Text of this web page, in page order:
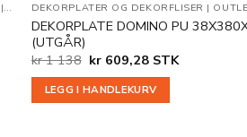
| VEGGDEKOR
DEKORPLATER OG DEKORFLISER |
DEKORPLATE DOMINO PU
(UTGÅR)
kr1 138 Opprinnelig
var:
kr 1
kr 609,28Nåværende
er:
kr 609,28.
STK
LEGG I HANDLEKURV